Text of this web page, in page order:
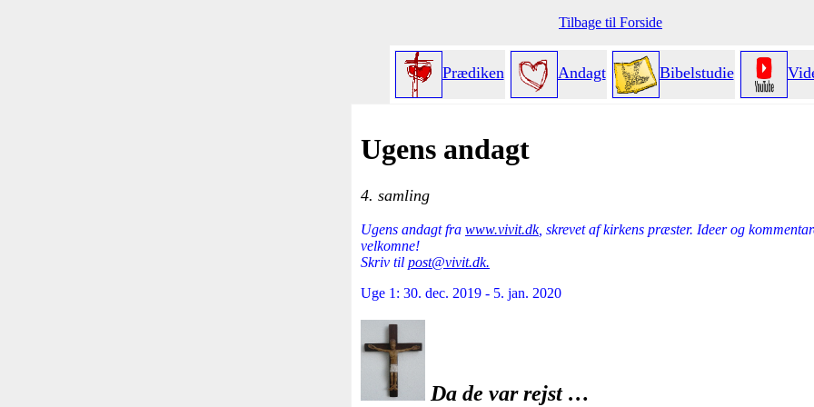
Tilbage til Forside
Prædiken Andagt Bibelstudie
Ugens andagt
4. samling
Ugens andagt fra www.vivit.dk, skrevet af kirkens præster. Ideer og
velkomne!
Skriv til post@vivit.dk.
Uge 1: 30. dec. 2019 - 5. jan. 2020
Da de var rejst …